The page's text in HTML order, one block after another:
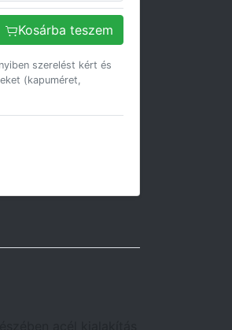
Kosárba teszem
szerelést kért és
(kapuméret,